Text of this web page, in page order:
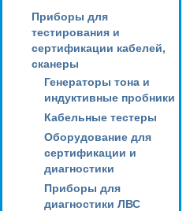
Приборы для
тестирования и
сертификации кабелей,
сканеры
Генераторы тона и
индуктивные пробники
Кабельные тестеры
Оборудование для
сертификации и
диагностики
Приборы для
диагностики ЛВС